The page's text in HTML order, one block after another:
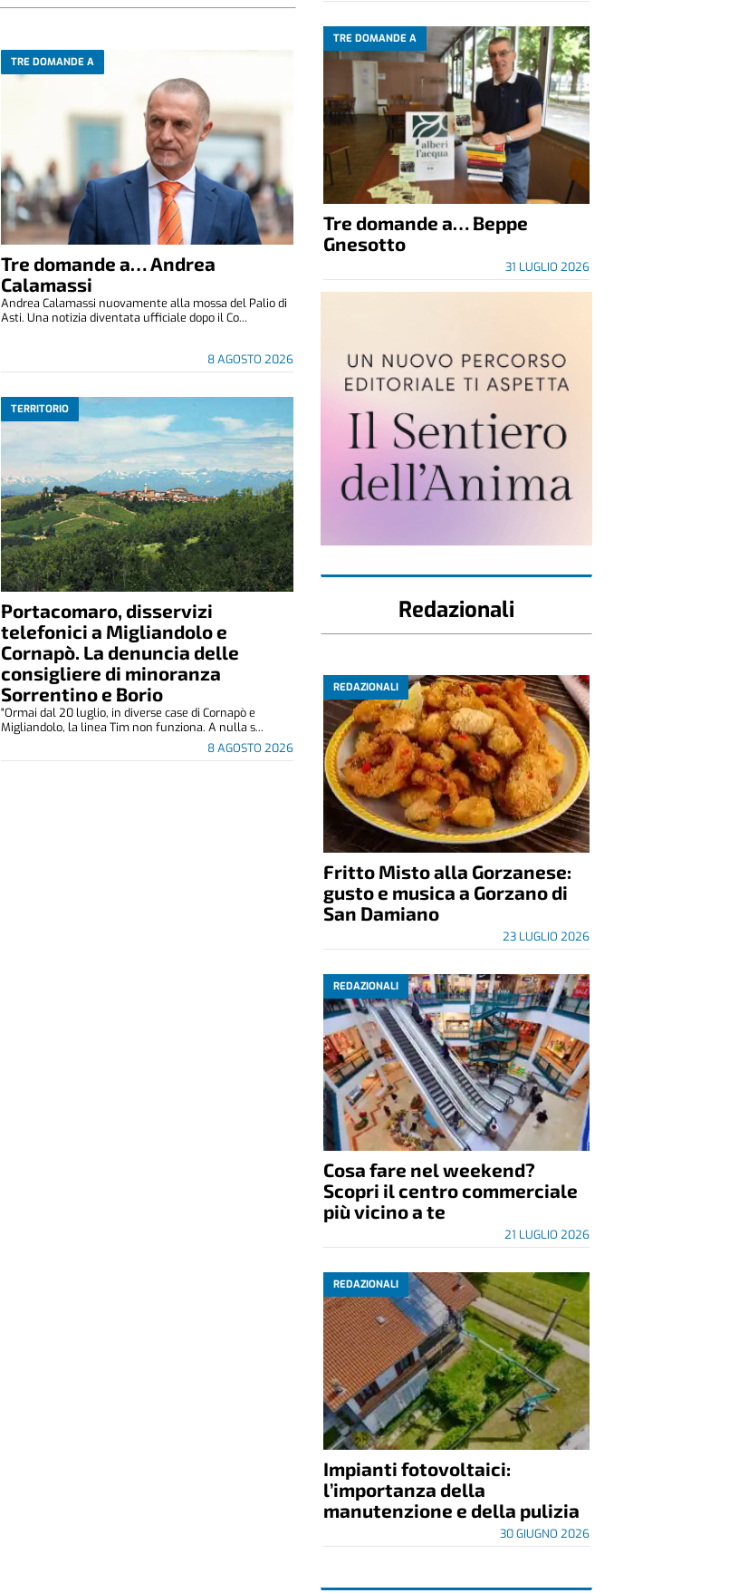
TRE DOMANDE A
Tre domande a… Andrea
Calamassi
8 AGOSTO 2026
Andrea Calamassi nuovamente alla mossa del Palio di
Asti. Una notizia diventata ufficiale dopo il Co...
TERRITORIO
Portacomaro, disservizi
telefonici a Migliandolo e
Cornapò. La denuncia delle
consigliere di minoranza
Sorrentino e Borio
8 AGOSTO 2026
"Ormai dal 20 luglio, in diverse case di Cornapò e
Migliandolo, la linea Tim non funziona. A nulla s...
TRE DOMANDE A
Tre domande a… Beppe
Gnesotto
31 LUGLIO 2026
Redazionali
REDAZIONALI
Fritto Misto alla Gorzanese:
gusto e musica a Gorzano di
San Damiano
23 LUGLIO 2026
REDAZIONALI
Cosa fare nel weekend?
Scopri il centro commerciale
più vicino a te
21 LUGLIO 2026
REDAZIONALI
Impianti fotovoltaici:
l’importanza della
manutenzione e della pulizia
30 GIUGNO 2026